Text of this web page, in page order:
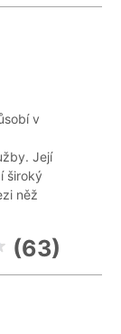
v
Její
široký
něž
(63)